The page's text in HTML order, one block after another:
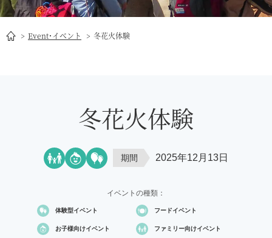
Event･イベント 冬花火体験
冬花火体験
期間 2025年12月13日
イベントの種類：
体験型イベント フードイベント
お子様向けイベント ファミリー向けイベント